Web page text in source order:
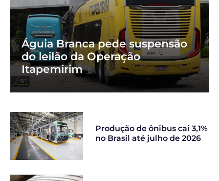
Águia Branca pede suspensão
do leilão da Operação
Itapemirim
Produção de ônibus cai 3,1%
no Brasil até julho de 2026